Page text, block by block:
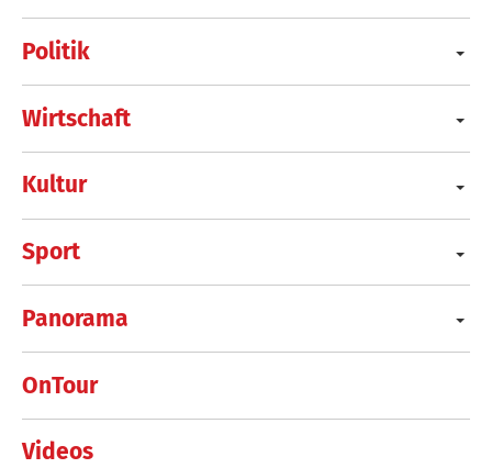
Politik
Wirtschaft
Kultur
Sport
Panorama
OnTour
Videos